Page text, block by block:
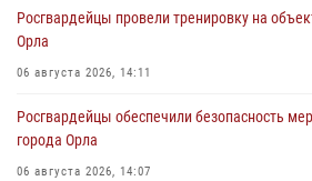
Росгвардейцы провели тренировку на
Орла
06 августа 2026, 14:11
Росгвардейцы обеспечили безопасность
города Орла
06 августа 2026, 14:07